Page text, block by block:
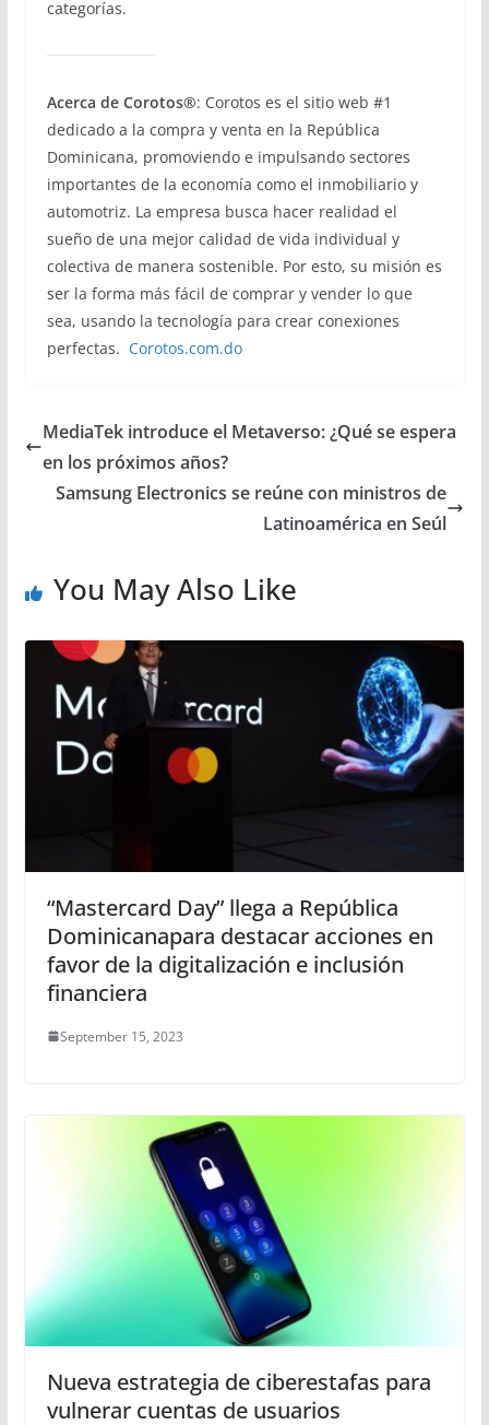
categorías.
Acerca de Corotos®: Corotos es el sitio web #1
dedicado a la compra y venta en la República
Dominicana, promoviendo e impulsando sectores
importantes de la economía como el inmobiliario y
automotriz. La empresa busca hacer realidad el
sueño de una mejor calidad de vida individual y
colectiva de manera sostenible. Por esto, su misión es
ser la forma más fácil de comprar y vender lo que
sea, usando la tecnología para crear conexiones
perfectas. Corotos.com.do
MediaTek introduce el Metaverso: ¿Qué se espera
en los próximos años?
Samsung Electronics se reúne con ministros de
Latinoamérica en Seúl
You May Also Like
“Mastercard Day” llega a República
Dominicanapara destacar acciones en
favor de la digitalización e inclusión
financiera
September 15, 2023
Nueva estrategia de ciberestafas para
vulnerar cuentas de usuarios